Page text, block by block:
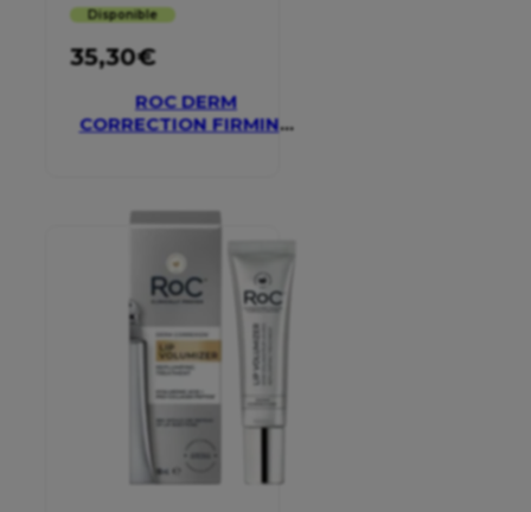
Disponible
35,30€
ROC DERM
CORRECTION FIRMING